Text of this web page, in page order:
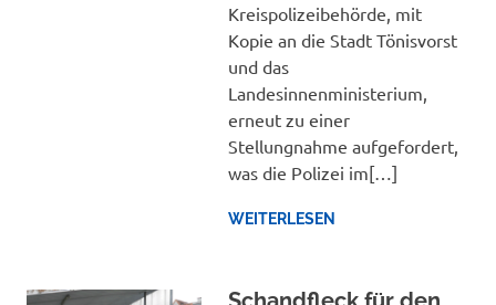
Kreispolizeibehörde, mit
Kopie an die Stadt Tönisvorst
und das
Landesinnenministerium,
erneut zu einer
Stellungnahme aufgefordert,
was die Polizei im[…]
WEITERLESEN